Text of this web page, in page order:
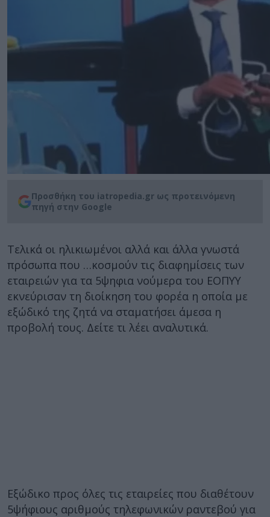
Προσθήκη του iatropedia.gr ως προτεινόμενη
πηγή στην Google
Τελικά οι ηλικιωμένοι αλλά και άλλα γνωστά
πρόσωπα που …κοσμούν τις διαφημίσεις των
εταιρειών για τα 5ψηφια νούμερα του ΕΟΠΥΥ
εκνεύρισαν τη διοίκηση του φορέα η οποία με
εξώδικό της ζητά να σταματήσει άμεσα η
προβολή τους. Δείτε τι λέει αναλυτικά.
Εξώδικο προς όλες τις εταιρείες που διαθέτουν
5ψήφιους αριθμούς τηλεφωνικών ραντεβού για